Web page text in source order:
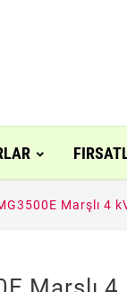
Marşlı 4